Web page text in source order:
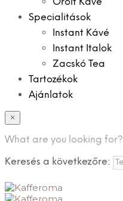
Őrölt Kávé
Specialitások
Instant Kávé
Instant Italok
Zacskó Tea
Tartozékok
Ajánlatok
×
What are you looking for?
Keresés a következőre: